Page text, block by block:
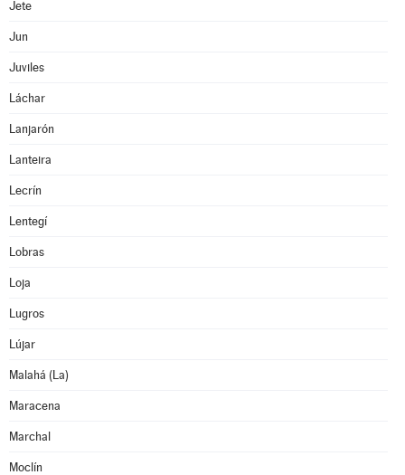
Jete
Jun
Juviles
Láchar
Lanjarón
Lanteira
Lecrín
Lentegí
Lobras
Loja
Lugros
Lújar
Malahá (La)
Maracena
Marchal
Moclín